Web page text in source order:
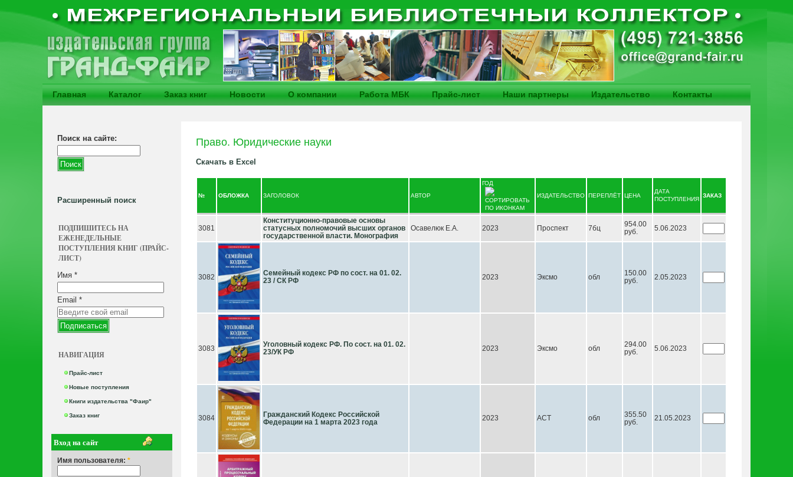
Главная Каталог Заказ книг Новости О компании Работа МБК Прайс-лист Наши партнеры Издательство Контакты
Поиск на сайте:
Расширенный поиск
ПОДПИШИТЕСЬ НА
ЕЖЕНЕДЕЛЬНЫЕ
ПОСТУПЛЕНИЯ КНИГ (ПРАЙС-
ЛИСТ)
Имя *
Email *
НАВИГАЦИЯ
Прайс-лист
Новые поступления
Книги издательства "Фаир"
Заказ книг
Вход на сайт
Имя пользователя: *
Право. Юридические науки
Скачать в Excel
№ ОБЛОЖКА ЗАГОЛОВОК АВТОР
ГОД
ИЗДАТЕЛЬСТВО ПЕРЕПЛЁТ ЦЕНА
ДАТА
ПОСТУПЛЕНИЯ
ЗАКАЗ
3081
Конституционно-правовые основы
статусных полномочий высших органов
государственной власти. Монография
Осавелюк Е.А. 2023 Проспект 7бц
954.00
руб.
5.06.2023
3082
Семейный кодекс РФ по сост. на 01. 02.
23 / СК РФ
2023 Эксмо обл
150.00
руб.
2.05.2023
3083
Уголовный кодекс РФ. По сост. на 01. 02.
23/УК РФ
2023 Эксмо обл
294.00
руб.
5.06.2023
3084
Гражданский Кодекс Российской
Федерации на 1 марта 2023 года
2023 АСТ обл
355.50
руб.
21.05.2023